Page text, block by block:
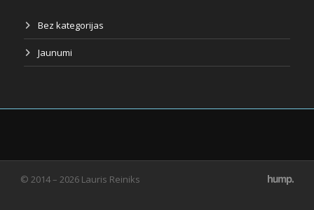
Bez kategorijas
Jaunumi
© 2014 – 2026 Lauris Reiniks